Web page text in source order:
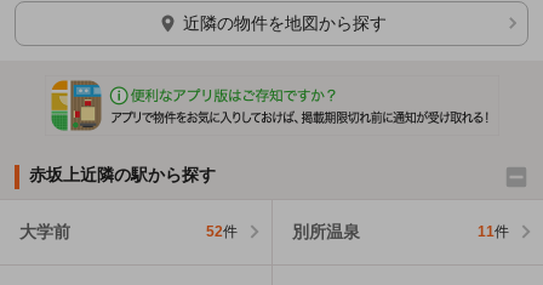
ほかの部屋を検索中…
近隣の物件を地図から探す
赤坂上近隣の駅から探す
大学前 52件 別所温泉 11件